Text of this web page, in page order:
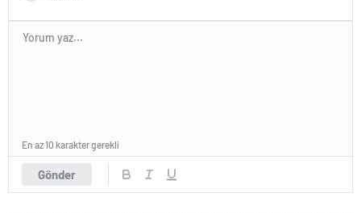
Gönder
En az 10 karakter gerekli